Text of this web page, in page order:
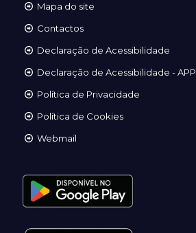
Mapa do site
Contactos
Declaração de Acessibilidade
Declaração de Acessibilidade - APP
Política de Privacidade
Política de Cookies
Webmail